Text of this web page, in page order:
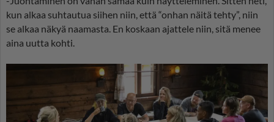
kun alkaa suhtautua siihen niin, että “onhan näitä tehty”, niin
se alkaa näkyä naamasta. En koskaan ajattele niin, sitä menee
aina uutta kohti.